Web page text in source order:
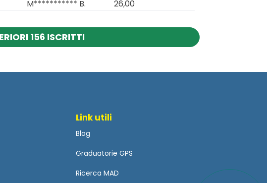
M*********** B. 26,00
156 ISCRITTI
Link utili
Blog
Graduatorie GPS
Ricerca MAD